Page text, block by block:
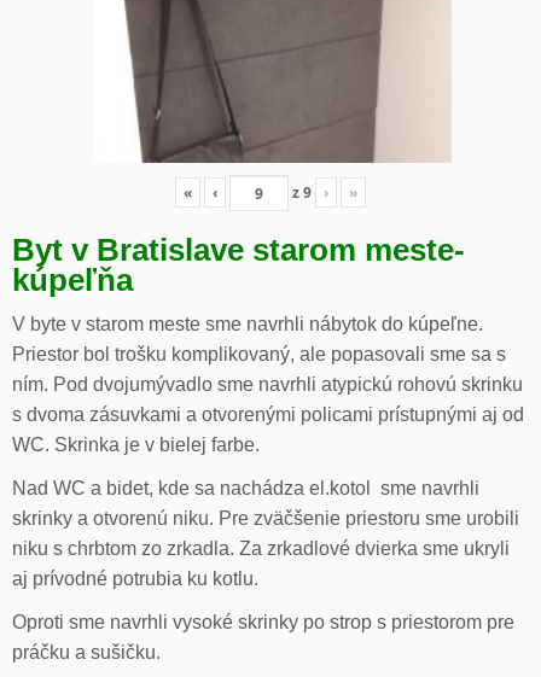
« ‹ z9 › »
Byt v Bratislave starom meste-
kúpeľňa
V byte v starom meste sme navrhli nábytok do kúpeľne.
Priestor bol trošku komplikovaný, ale popasovali sme sa s
ním. Pod dvojumývadlo sme navrhli atypickú rohovú skrinku
s dvoma zásuvkami a otvorenými policami prístupnými aj od
WC. Skrinka je v bielej farbe.
Nad WC a bidet, kde sa nachádza el.kotol sme navrhli
skrinky a otvorenú niku. Pre zväčšenie priestoru sme urobili
niku s chrbtom zo zrkadla. Za zrkadlové dvierka sme ukryli
aj prívodné potrubia ku kotlu.
Oproti sme navrhli vysoké skrinky po strop s priestorom pre
práčku a sušičku.